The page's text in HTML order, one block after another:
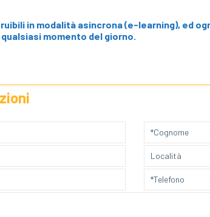
in modalità asincrona (e-learning), ed
momento del giorno.